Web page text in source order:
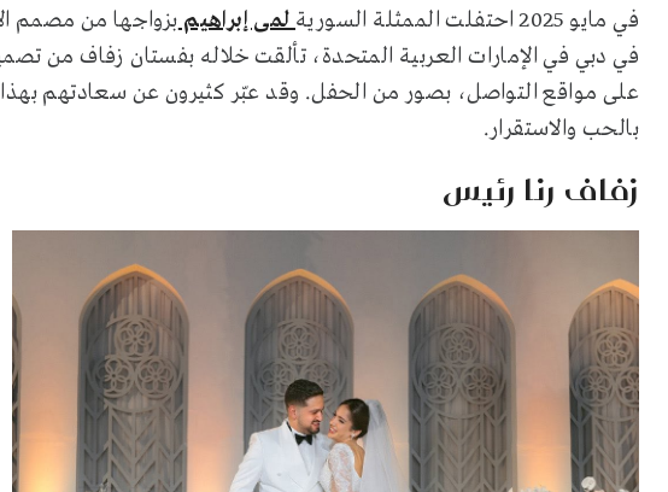
في مايو 2025 احتفلت الممثلة السورية لمى إبراهيمبزواجها من مصمم
في دبي في الإمارات العربية المتحدة، تألقت خلاله بفستان زفاف من
على مواقع التواصل، بصور من الحفل. وقد عبّر كثيرون عن سعادتهم بهذا
بالحب والاستقرار.
زفاف رنا رئيس